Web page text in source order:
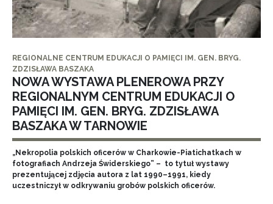
REGIONALNE CENTRUM EDUKACJI O PAMIĘCI IM. GEN. BRYG.
ZDZISŁAWA BASZAKA
NOWA WYSTAWA PLENEROWA PRZY
REGIONALNYM CENTRUM EDUKACJI O
PAMIĘCI IM. GEN. BRYG. ZDZISŁAWA
BASZAKA W TARNOWIE
„Nekropolia polskich oficerów w Charkowie-Piatichatkach w
fotografiach Andrzeja Świderskiego” – to tytuł wystawy
prezentującej zdjęcia autora z lat 1990–1991, kiedy
uczestniczył w odkrywaniu grobów polskich oficerów.